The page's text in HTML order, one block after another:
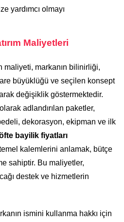
yardımcı olmayı
Maliyetleri
maliyeti, markanın bilinirliği,
büyüklüğü ve seçilen konsept
değişiklik göstermektedir.
adlandırılan paketler,
dekorasyon, ekipman ve ilk
bayilik fiyatları
kalemlerini anlamak, bütçe
sahiptir. Bu maliyetler,
destek ve hizmetlerin
ismini kullanma hakkı için